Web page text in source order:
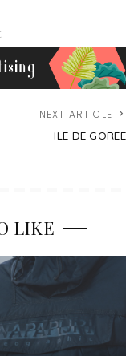
–
NEXT ARTICLE
ILE DE GOREE
LIKE